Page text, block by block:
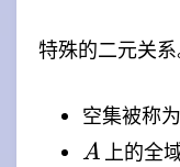
特殊的二元关系
空集被称
A
A 上的全